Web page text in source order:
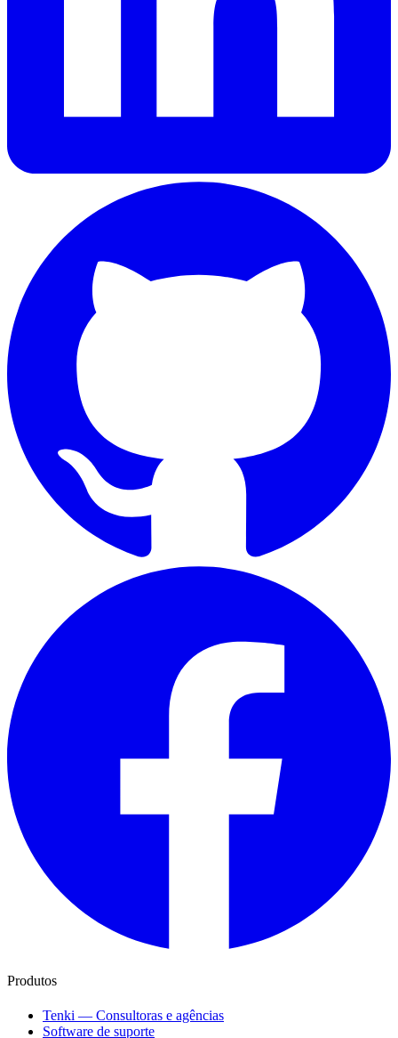
Produtos
Tenki — Consultoras e agências
Software de suporte